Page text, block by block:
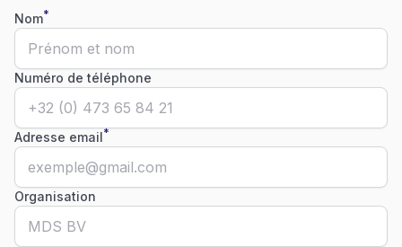
Nom*
Numéro de téléphone
Adresse email*
Organisation